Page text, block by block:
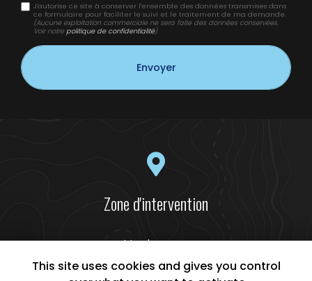
J'autorise ce site à conserver l'ensemble des données transmises dans
ce formulaire pour faciliter le suivi et le traitement de ma demande.
(Aucune exploitation commerciale ne sera faite des données conservées.
Voir notre politique de confidentialité)
Zone d'intervention
Narbonne
Béziers
This site uses cookies and gives you control